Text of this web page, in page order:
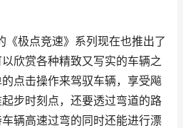
《极点竞速》系列现在也推出了
欣赏各种精致又写实的车辆之
点击操作来驾驭车辆，享受飚
步时刻点，还要透过弯道的路
辆高速过弯的同时还能进行漂